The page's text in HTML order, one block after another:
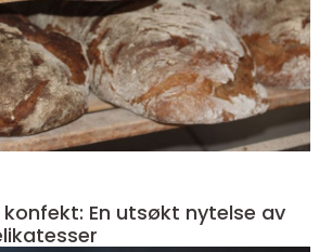
En utsøkt nytelse av